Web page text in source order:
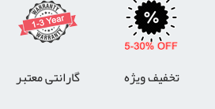
تخفیف ویژه گارانتی معتبر